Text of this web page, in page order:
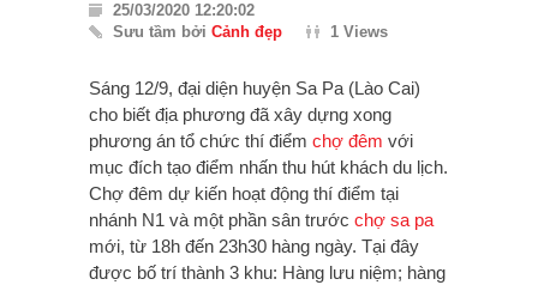
25/03/2020 12:20:02
Sưu tầm bởi Cảnh đẹp 1 Views
Sáng 12/9, đại diện huyện Sa Pa (Lào Cai)
cho biết địa phương đã xây dựng xong
phương án tổ chức thí điểm chợ đêm với
mục đích tạo điểm nhấn thu hút khách du lịch.
Chợ đêm dự kiến hoạt động thí điểm tại
nhánh N1 và một phần sân trước chợ sa pa
mới, từ 18h đến 23h30 hàng ngày. Tại đây
được bố trí thành 3 khu: Hàng lưu niệm; hàng